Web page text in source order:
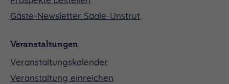
Gäste-Newsletter Saale-Unstrut
Veranstaltungen
Veranstaltungskalender
Veranstaltung einreichen